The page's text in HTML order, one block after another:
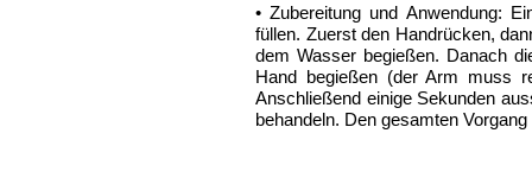
• Zubereitung und Anwendung:
füllen. Zuerst den Handrücken,
dem Wasser begießen. Danach
Hand begießen (der Arm muss
Anschließend einige Sekunden
behandeln. Den gesamten